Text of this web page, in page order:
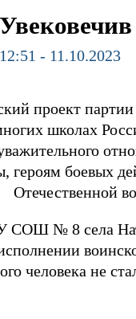
12:51 - 11.10.2023
проект
школах
героям боевых
Отечественной
СОШ № 8 села
человека не